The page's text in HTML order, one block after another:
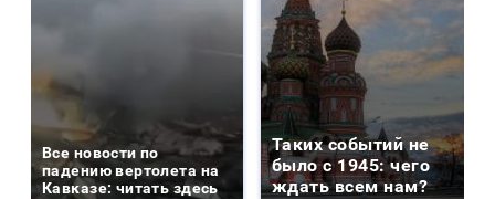
Все новости по
падению вертолета на
Кавказе: читать здесь
Таких событий не
было с 1945: чего
ждать всем нам?